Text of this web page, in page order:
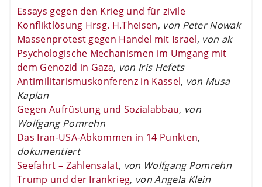
Essays gegen den Krieg und für zivile
Konfliktlösung Hrsg. H.Theisen, von Peter Nowak
Massenprotest gegen Handel mit Israel, von ak
Psychologische Mechanismen im Umgang mit
dem Genozid in Gaza, von Iris Hefets
Antimilitarismuskonferenz in Kassel, von Musa
Kaplan
Gegen Aufrüstung und Sozialabbau, von
Wolfgang Pomrehn
Das Iran-USA-Abkommen in 14 Punkten,
dokumentiert
Seefahrt – Zahlensalat, von Wolfgang Pomrehn
Trump und der Irankrieg, von Angela Klein